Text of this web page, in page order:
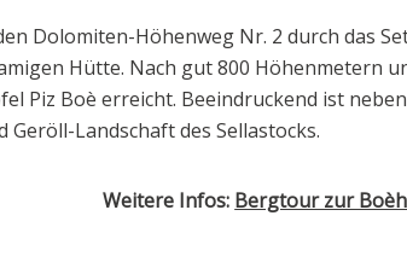
Dolomiten-Höhenweg Nr. 2 durch das
Hütte. Nach gut 800 Höhenmetern
Piz Boè erreicht. Beeindruckend ist
Landschaft des Sellastocks.
Weitere Infos: Bergtour zur